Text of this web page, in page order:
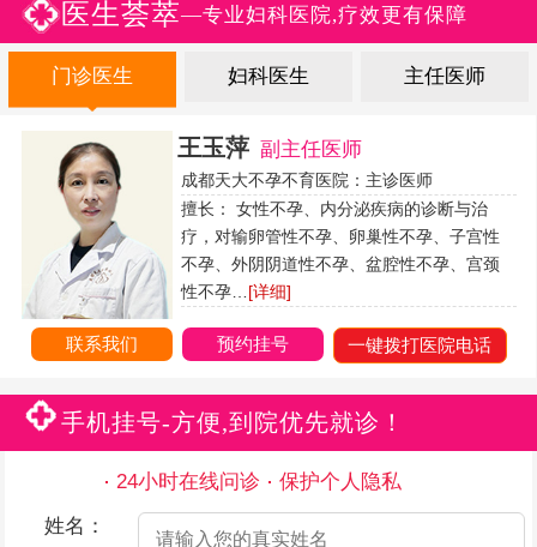
医生荟萃—专业妇科医院,疗效更有保障
门诊医生 妇科医生 主任医师
王玉萍 副主任医师
成都天大不孕不育医院：主诊医师
擅长： 女性不孕、内分泌疾病的诊断与治
疗，对输卵管性不孕、卵巢性不孕、子宫性
不孕、外阴阴道性不孕、盆腔性不孕、宫颈
性不孕… [详细]
联系我们 预约挂号 一键拨打医院电话
手机挂号-方便,到院优先就诊！
24小时在线问诊
保护个人隐私
姓名：